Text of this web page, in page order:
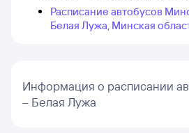
Расписание автобусов
Белая Лужа, Минская
Информация о расписании
– Белая Лужа